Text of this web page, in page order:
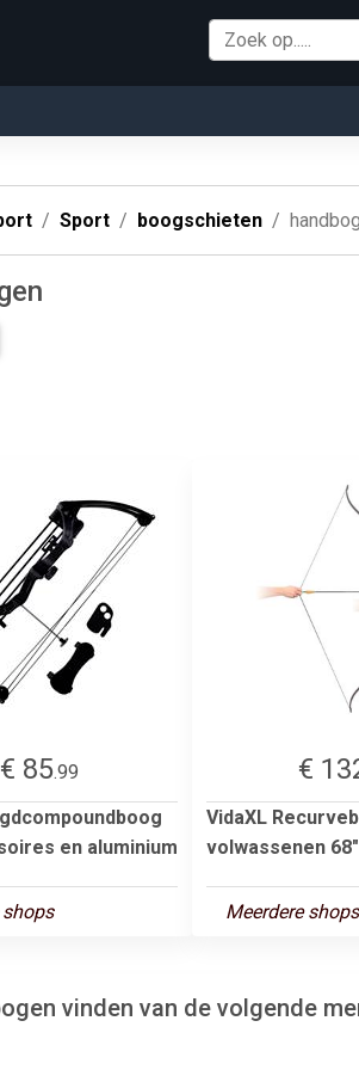
Sport boogschieten
€ 85.99
en aluminium
shops
€
VidaXL
volwassenen
Meerdere shops
vinden van de volgende